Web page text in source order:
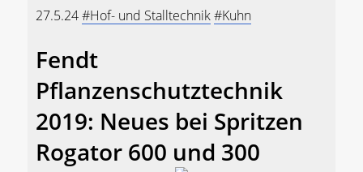
27.5.24#Hof- und Stalltechnik#Kuhn
Fendt
Pflanzenschutztechnik
2019: Neues bei Spritzen
Rogator 600 und 300